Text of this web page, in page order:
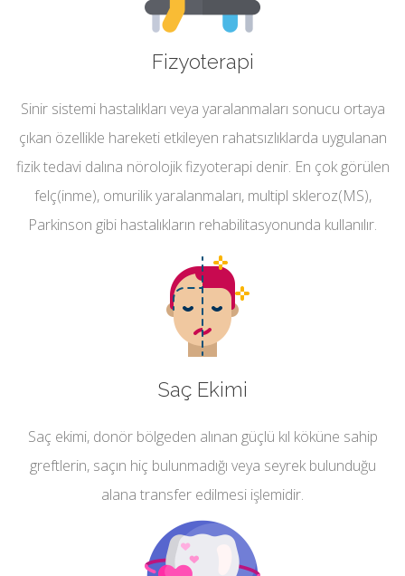
Fizyoterapi
Sinir sistemi hastalıkları veya yaralanmaları sonucu ortaya
çıkan özellikle hareketi etkileyen rahatsızlıklarda uygulanan
fizik tedavi dalına nörolojik fizyoterapi denir. En çok görülen
felç(inme), omurilik yaralanmaları, multipl skleroz(MS),
Parkinson gibi hastalıkların rehabilitasyonunda kullanılır.
Saç Ekimi
Saç ekimi, donör bölgeden alınan güçlü kıl köküne sahip
greftlerin, saçın hiç bulunmadığı veya seyrek bulunduğu
alana transfer edilmesi işlemidir.